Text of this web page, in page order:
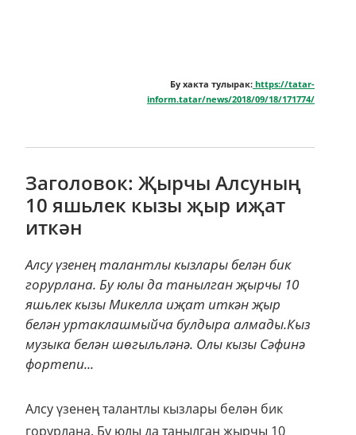
Бу хакта тулырак: https://tatar-
inform.tatar/news/2018/09/18/171774/
Заголовок: Җырчы Алсуның
10 яшьлек кызы җыр иҗат
иткән
Алсу үзенең талантлы кызлары белән бик
горурлана. Бу юлы да танылган җырчы 10
яшьлек кызы Микелла иҗат иткән җыр
белән уртаклашмыйча булдыра алмады.Кыз
музыка белән шөгыльләнә. Олы кызы Сәфинә
фортепи...
Алсу үзенең талантлы кызлары белән бик
горурлана. Бу юлы да танылган җырчы 10